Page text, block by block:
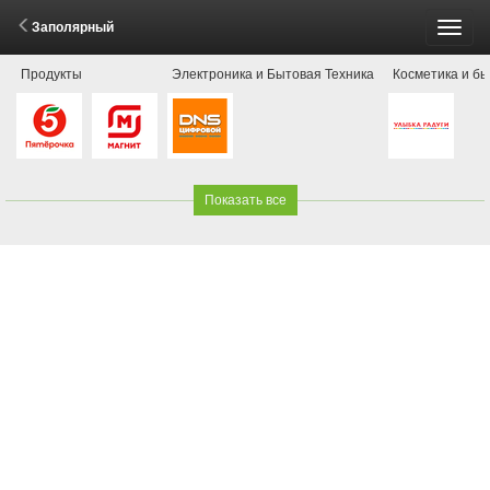
Заполярный
Продукты Электроника и Бытовая Техника Косметика и
Показать все